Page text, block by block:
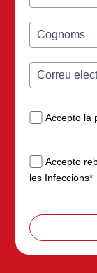
Accepto la
Accepto
les Infeccions*